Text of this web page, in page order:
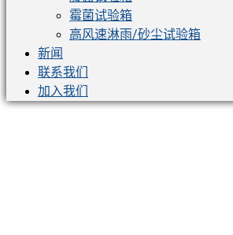
霉菌试验箱
高风速淋雨/砂尘试验箱
新闻
联系我们
加入我们